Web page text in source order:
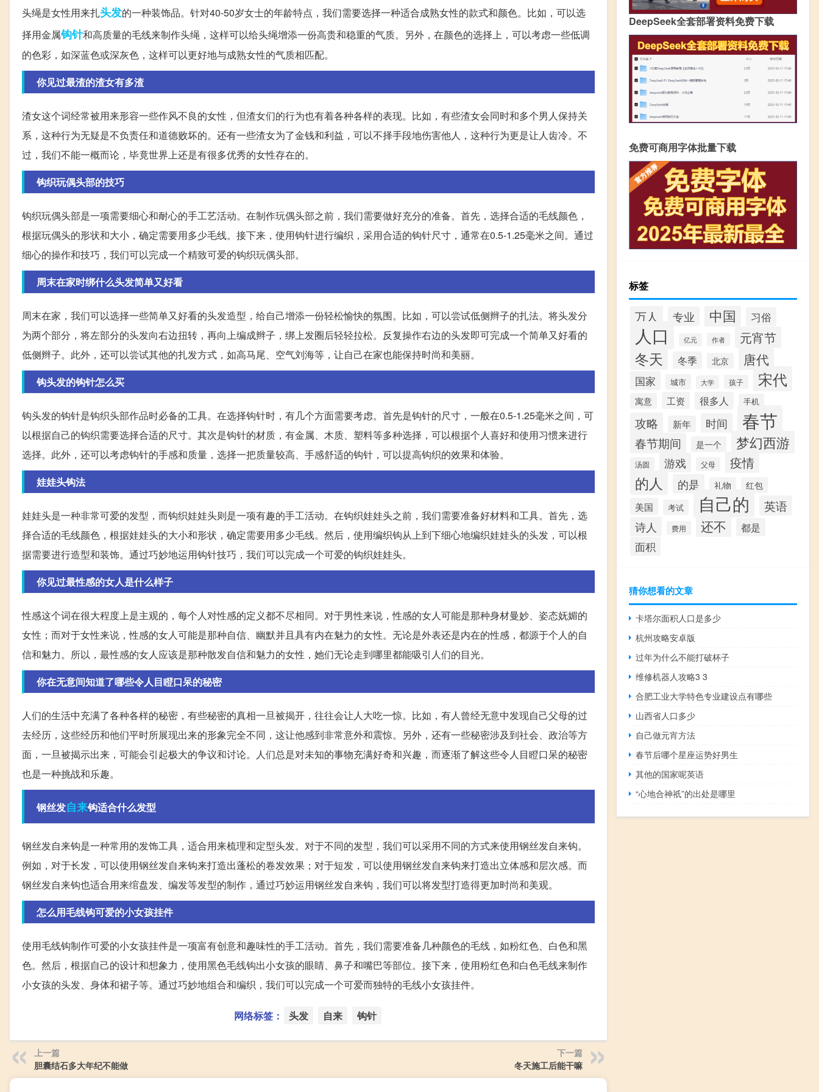
头绳是女性用来扎头发的一种装饰品。针对40-50岁女士的年龄特点，我们需要选择一种适合成熟女性的款式和颜色。比如，可以选
择用金属钩针和高质量的毛线来制作头绳，这样可以给头绳增添一份高贵和稳重的气质。另外，在颜色的选择上，可以考虑一些低调
的色彩，如深蓝色或深灰色，这样可以更好地与成熟女性的气质相匹配。
你见过最渣的渣女有多渣
渣女这个词经常被用来形容一些作风不良的女性，但渣女们的行为也有着各种各样的表现。比如，有些渣女会同时和多个男人保持关
系，这种行为无疑是不负责任和道德败坏的。还有一些渣女为了金钱和利益，可以不择手段地伤害他人，这种行为更是让人齿冷。不
过，我们不能一概而论，毕竟世界上还是有很多优秀的女性存在的。
钩织玩偶头部的技巧
钩织玩偶头部是一项需要细心和耐心的手工艺活动。在制作玩偶头部之前，我们需要做好充分的准备。首先，选择合适的毛线颜色，
根据玩偶头的形状和大小，确定需要用多少毛线。接下来，使用钩针进行编织，采用合适的钩针尺寸，通常在0.5-1.25毫米之间。通过
细心的操作和技巧，我们可以完成一个精致可爱的钩织玩偶头部。
周末在家时绑什么头发简单又好看
周末在家，我们可以选择一些简单又好看的头发造型，给自己增添一份轻松愉快的氛围。比如，可以尝试低侧辫子的扎法。将头发分
为两个部分，将左部分的头发向右边扭转，再向上编成辫子，绑上发圈后轻轻拉松。反复操作右边的头发即可完成一个简单又好看的
低侧辫子。此外，还可以尝试其他的扎发方式，如高马尾、空气刘海等，让自己在家也能保持时尚和美丽。
钩头发的钩针怎么买
钩头发的钩针是钩织头部作品时必备的工具。在选择钩针时，有几个方面需要考虑。首先是钩针的尺寸，一般在0.5-1.25毫米之间，可
以根据自己的钩织需要选择合适的尺寸。其次是钩针的材质，有金属、木质、塑料等多种选择，可以根据个人喜好和使用习惯来进行
选择。此外，还可以考虑钩针的手感和质量，选择一把质量较高、手感舒适的钩针，可以提高钩织的效果和体验。
娃娃头钩法
娃娃头是一种非常可爱的发型，而钩织娃娃头则是一项有趣的手工活动。在钩织娃娃头之前，我们需要准备好材料和工具。首先，选
择合适的毛线颜色，根据娃娃头的大小和形状，确定需要用多少毛线。然后，使用编织钩从上到下细心地编织娃娃头的头发，可以根
据需要进行造型和装饰。通过巧妙地运用钩针技巧，我们可以完成一个可爱的钩织娃娃头。
你见过最性感的女人是什么样子
性感这个词在很大程度上是主观的，每个人对性感的定义都不尽相同。对于男性来说，性感的女人可能是那种身材曼妙、姿态妩媚的
女性；而对于女性来说，性感的女人可能是那种自信、幽默并且具有内在魅力的女性。无论是外表还是内在的性感，都源于个人的自
信和魅力。所以，最性感的女人应该是那种散发自信和魅力的女性，她们无论走到哪里都能吸引人们的目光。
你在无意间知道了哪些令人目瞪口呆的秘密
人们的生活中充满了各种各样的秘密，有些秘密的真相一旦被揭开，往往会让人大吃一惊。比如，有人曾经无意中发现自己父母的过
去经历，这些经历和他们平时所展现出来的形象完全不同，这让他感到非常意外和震惊。另外，还有一些秘密涉及到社会、政治等方
面，一旦被揭示出来，可能会引起极大的争议和讨论。人们总是对未知的事物充满好奇和兴趣，而逐渐了解这些令人目瞪口呆的秘密
也是一种挑战和乐趣。
钢丝发自来钩适合什么发型
钢丝发自来钩是一种常用的发饰工具，适合用来梳理和定型头发。对于不同的发型，我们可以采用不同的方式来使用钢丝发自来钩。
例如，对于长发，可以使用钢丝发自来钩来打造出蓬松的卷发效果；对于短发，可以使用钢丝发自来钩来打造出立体感和层次感。而
钢丝发自来钩也适合用来绾盘发、编发等发型的制作，通过巧妙运用钢丝发自来钩，我们可以将发型打造得更加时尚和美观。
怎么用毛线钩可爱的小女孩挂件
使用毛线钩制作可爱的小女孩挂件是一项富有创意和趣味性的手工活动。首先，我们需要准备几种颜色的毛线，如粉红色、白色和黑
色。然后，根据自己的设计和想象力，使用黑色毛线钩出小女孩的眼睛、鼻子和嘴巴等部位。接下来，使用粉红色和白色毛线来制作
小女孩的头发、身体和裙子等。通过巧妙地组合和编织，我们可以完成一个可爱而独特的毛线小女孩挂件。
网络标签： 头发 自来 钩针
上一篇
胆囊结石多大年纪不能做
下一篇
冬天施工后能干嘛
DeepSeek全套部署资料免费下载
免费可商用字体批量下载
标签
万人 专业 中国 习俗
人口 亿元 作者 元宵节
冬天 冬季 北京 唐代
国家 城市 大学 孩子 宋代
寓意 工资 很多人 手机
攻略 新年 时间 春节
春节期间 是一个 梦幻西游
汤圆 游戏 父母 疫情
的人 的是 礼物 红包
美国 考试 自己的 英语
诗人 费用 还不 都是
面积
猜你想看的文章
卡塔尔面积人口是多少
杭州攻略安卓版
过年为什么不能打破杯子
维修机器人攻略3 3
合肥工业大学特色专业建设点有哪些
山西省人口多少
自己做元宵方法
春节后哪个星座运势好男生
其他的国家呢英语
“心地合神祇”的出处是哪里